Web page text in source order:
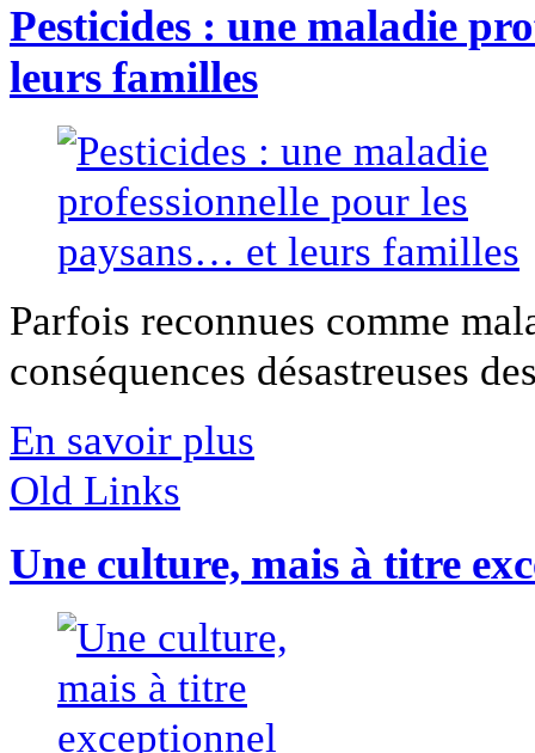
Pesticides : une maladie
leurs familles
Parfois reconnues comme
conséquences désastreuses
En savoir plus
Old Links
Une culture, mais à titre